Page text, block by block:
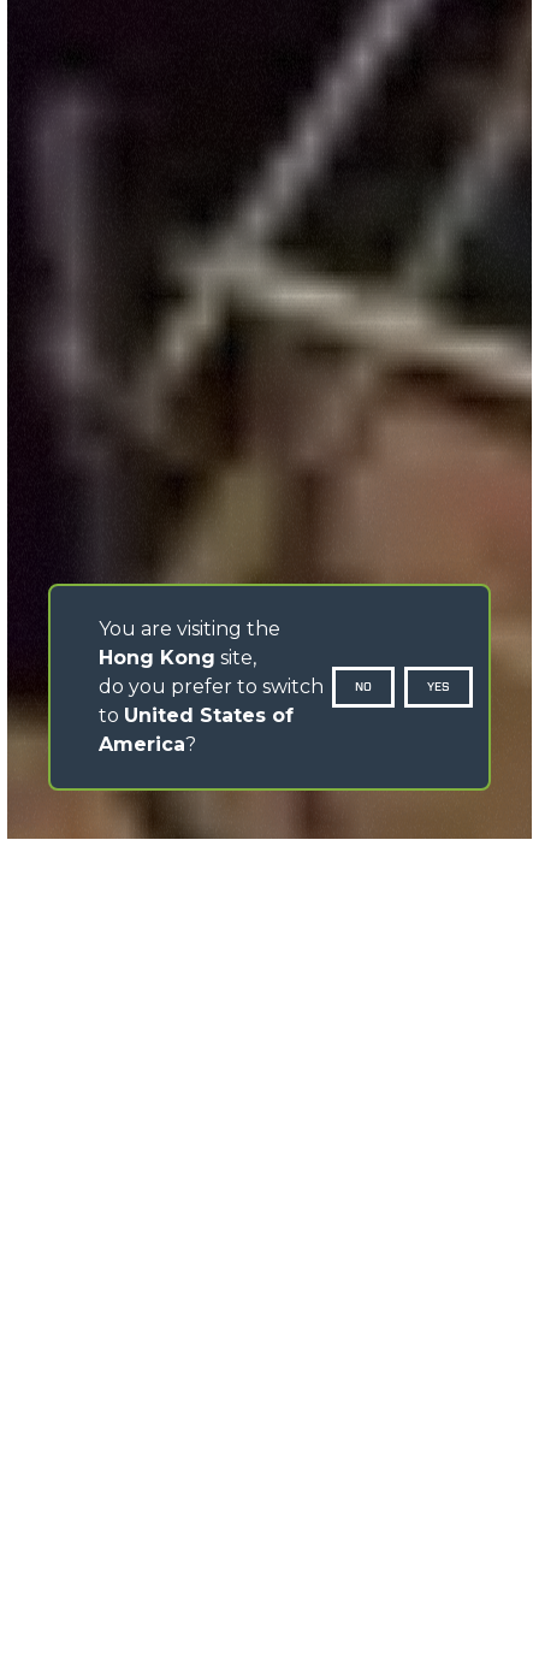
You are visiting the
Hong Kong site,
do you prefer to switch
to United States of
America?
NO YES